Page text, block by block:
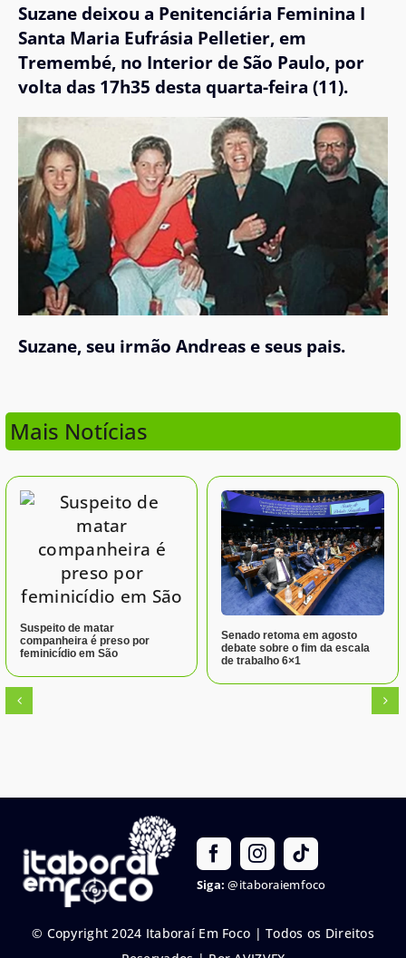
Suzane deixou a Penitenciária Feminina I
Santa Maria Eufrásia Pelletier, em
Tremembé, no Interior de São Paulo, por
volta das 17h35 desta quarta-feira (11).
Suzane, seu irmão Andreas e seus pais.
Mais Notícias
Suspeito de matar
companheira é preso por
feminicídio em São
Senado retoma em agosto
debate sobre o fim da escala
de trabalho 6×1
Siga: @itaboraiemfoco
© Copyright 2024 Itaboraí Em Foco | Todos os Direitos